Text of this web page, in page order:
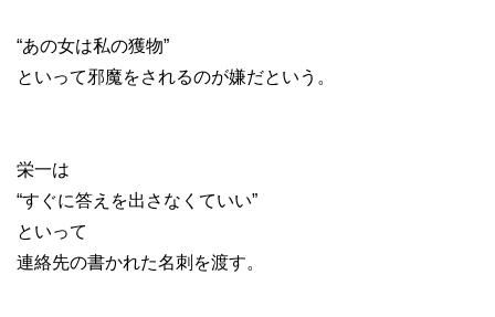
“あの女は私の獲物”
といって邪魔をされるのが嫌だという。
栄一は
“すぐに答えを出さなくていい”
といって
連絡先の書かれた名刺を渡す。